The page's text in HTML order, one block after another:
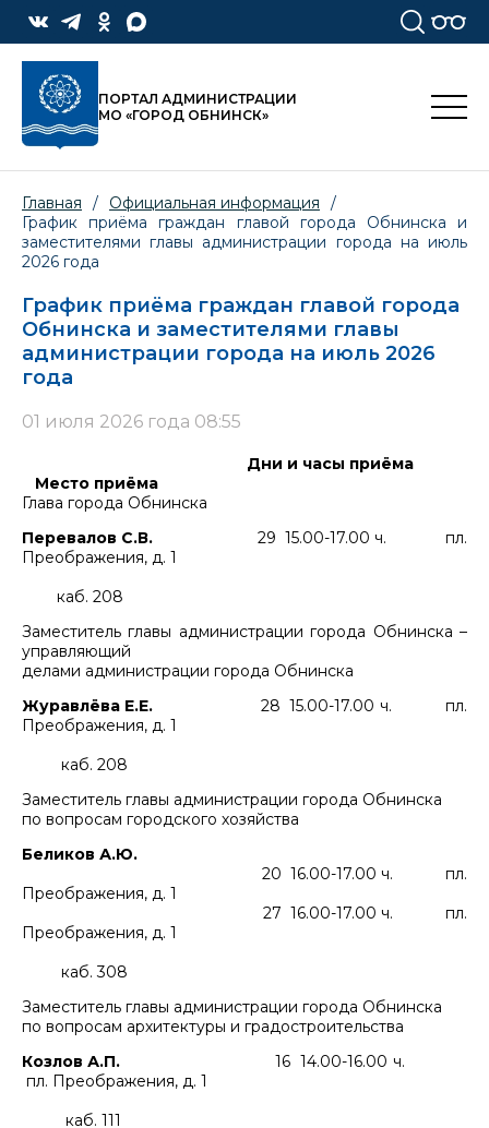
ПОРТАЛ АДМИНИСТРАЦИИ
МО «ГОРОД ОБНИНСК»
Главная / Официальная информация
/
График приёма граждан главой города Обнинска и
заместителями главы администрации города на июль
2026 года
График приёма граждан главой города
Обнинска и заместителями главы
администрации города на июль 2026
года
01 июля 2026 года 08:55
Дни и часы приёма
Место приёма
Глава города Обнинска
Перевалов С.В.
29 15.00-17.00 ч. пл.
Преображения, д. 1
каб. 208
Заместитель главы администрации города Обнинска –
управляющий
делами администрации города Обнинска
Журавлёва Е.Е.
28 15.00-17.00 ч. пл.
Преображения, д. 1
каб. 208
Заместитель главы администрации города Обнинска
по вопросам городского хозяйства
Беликов А.Ю.
20 16.00-17.00 ч. пл.
Преображения, д. 1
27 16.00-17.00 ч. пл.
Преображения, д. 1
каб. 308
Заместитель главы администрации города Обнинска
по вопросам архитектуры и градостроительства
Козлов А.П.
16 14.00-16.00 ч.
пл. Преображения, д. 1
каб. 111